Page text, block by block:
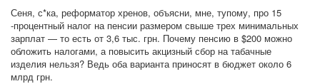
Сеня, с*ка, реформатор хренов, объясни, мне, тупому, про 15
-процентный налог на пенсии размером свыше трех минимальных
зарплат — то есть от 3,6 тыс. грн. Почему пенсию в $200 можно
обложить налогами, а повысить акцизный сбор на табачные
изделия нельзя? Ведь оба варианта приносят в бюджет около 6
млрд грн.